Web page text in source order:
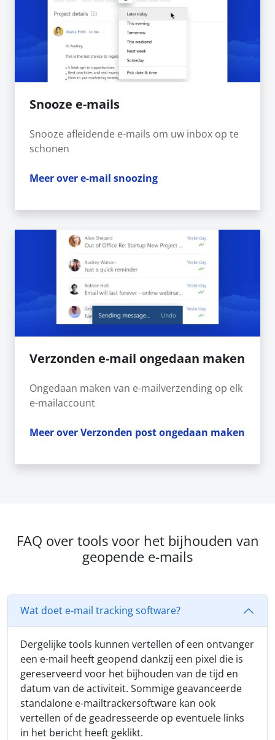
Snooze e-mails
Snooze afleidende e-mails om uw inbox op te
schonen
Meer over e-mail snoozing
Verzonden e-mail ongedaan maken
Ongedaan maken van e-mailverzending op elk
e-mailaccount
Meer over Verzonden post ongedaan maken
FAQ over tools voor het bijhouden van
geopende e-mails
Wat doet e-mail tracking software?
Dergelijke tools kunnen vertellen of een ontvanger
een e-mail heeft geopend dankzij een pixel die is
gereserveerd voor het bijhouden van de tijd en
datum van de activiteit. Sommige geavanceerde
standalone e-mailtrackersoftware kan ook
vertellen of de geadresseerde op eventuele links
in het bericht heeft geklikt.